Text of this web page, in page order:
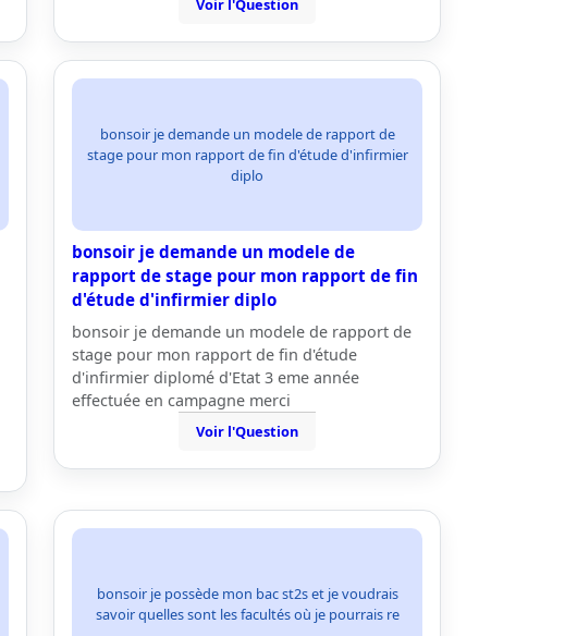
Voir l'Question
bonsoir je demande un modele de rapport de
stage pour mon rapport de fin d'étude d'infirmier
diplo
bonsoir je demande un modele de
rapport de stage pour mon rapport de fin
d'étude d'infirmier diplo
bonsoir je demande un modele de rapport de
stage pour mon rapport de fin d'étude
d'infirmier diplomé d'Etat 3 eme année
effectuée en campagne merci
Voir l'Question
bonsoir je possède mon bac st2s et je voudrais
savoir quelles sont les facultés où je pourrais re